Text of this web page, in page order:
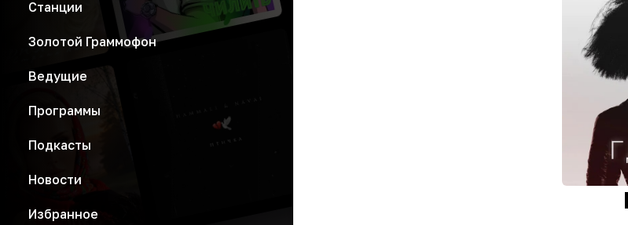
Станции
Золотой Граммофон
Ведущие
Программы
Подкасты
Новости
Избранное